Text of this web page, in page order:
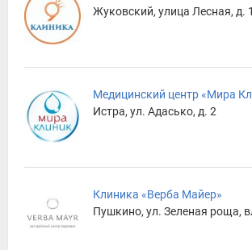
Жуковский, улица Лесная, д. 1
Медицинский центр «Мира
Истра, ул. Адасько, д. 2
Клиника «Верба Майер»
Пушкино, ул. Зеленая роща,